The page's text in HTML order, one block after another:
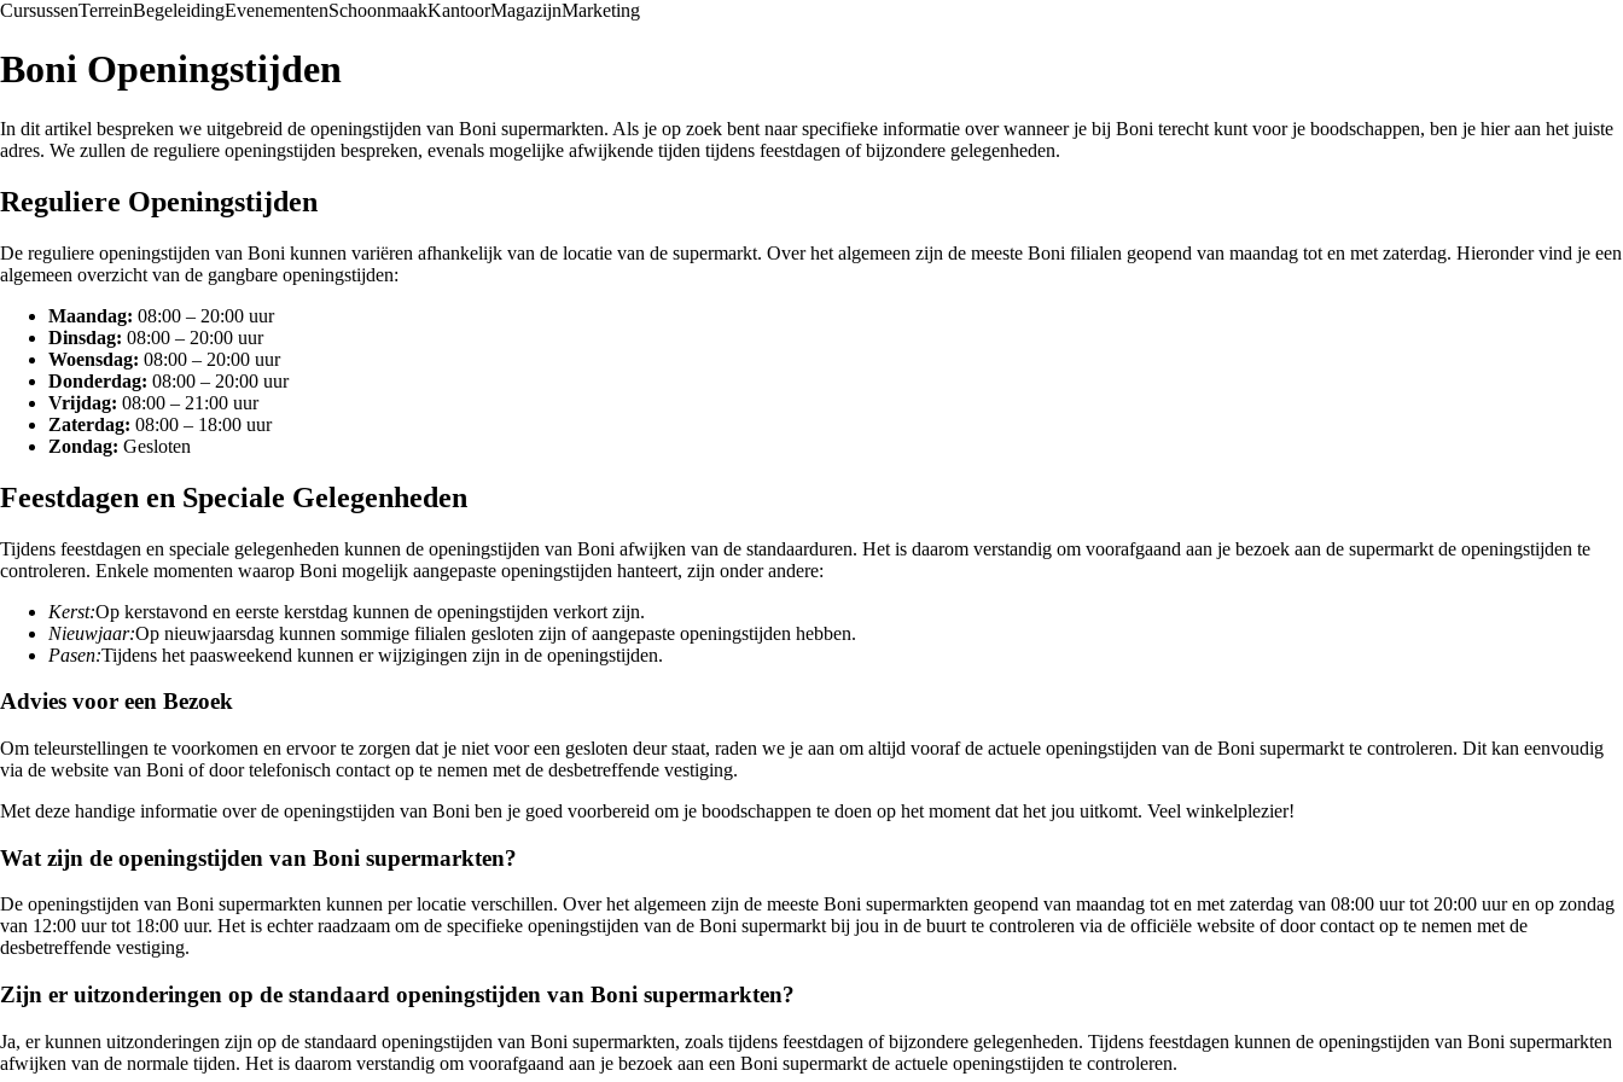
CursussenTerreinBegeleidingEvenementenSchoonmaakKantoorMagazijnMarketing
Boni Openingstijden
In dit artikel bespreken we uitgebreid de openingstijden van Boni supermarkten. Als je op zoek bent naar specifieke informatie over wanneer je bij Boni terecht kunt voor je boodschappen, ben je hier aan het juiste
adres. We zullen de reguliere openingstijden bespreken, evenals mogelijke afwijkende tijden tijdens feestdagen of bijzondere gelegenheden.
Reguliere Openingstijden
De reguliere openingstijden van Boni kunnen variëren afhankelijk van de locatie van de supermarkt. Over het algemeen zijn de meeste Boni filialen geopend van maandag tot en met zaterdag. Hieronder vind je een
algemeen overzicht van de gangbare openingstijden:
Maandag: 08:00 – 20:00 uur
Dinsdag: 08:00 – 20:00 uur
Woensdag: 08:00 – 20:00 uur
Donderdag: 08:00 – 20:00 uur
Vrijdag: 08:00 – 21:00 uur
Zaterdag: 08:00 – 18:00 uur
Zondag: Gesloten
Feestdagen en Speciale Gelegenheden
Tijdens feestdagen en speciale gelegenheden kunnen de openingstijden van Boni afwijken van de standaarduren. Het is daarom verstandig om voorafgaand aan je bezoek aan de supermarkt de openingstijden te
controleren. Enkele momenten waarop Boni mogelijk aangepaste openingstijden hanteert, zijn onder andere:
Kerst:Op kerstavond en eerste kerstdag kunnen de openingstijden verkort zijn.
Nieuwjaar:Op nieuwjaarsdag kunnen sommige filialen gesloten zijn of aangepaste openingstijden hebben.
Pasen:Tijdens het paasweekend kunnen er wijzigingen zijn in de openingstijden.
Advies voor een Bezoek
Om teleurstellingen te voorkomen en ervoor te zorgen dat je niet voor een gesloten deur staat, raden we je aan om altijd vooraf de actuele openingstijden van de Boni supermarkt te controleren. Dit kan eenvoudig
via de website van Boni of door telefonisch contact op te nemen met de desbetreffende vestiging.
Met deze handige informatie over de openingstijden van Boni ben je goed voorbereid om je boodschappen te doen op het moment dat het jou uitkomt. Veel winkelplezier!
Wat zijn de openingstijden van Boni supermarkten?
De openingstijden van Boni supermarkten kunnen per locatie verschillen. Over het algemeen zijn de meeste Boni supermarkten geopend van maandag tot en met zaterdag van 08:00 uur tot 20:00 uur en op zondag
van 12:00 uur tot 18:00 uur. Het is echter raadzaam om de specifieke openingstijden van de Boni supermarkt bij jou in de buurt te controleren via de officiële website of door contact op te nemen met de
desbetreffende vestiging.
Zijn er uitzonderingen op de standaard openingstijden van Boni supermarkten?
Ja, er kunnen uitzonderingen zijn op de standaard openingstijden van Boni supermarkten, zoals tijdens feestdagen of bijzondere gelegenheden. Tijdens feestdagen kunnen de openingstijden van Boni supermarkten
afwijken van de normale tijden. Het is daarom verstandig om voorafgaand aan je bezoek aan een Boni supermarkt de actuele openingstijden te controleren.